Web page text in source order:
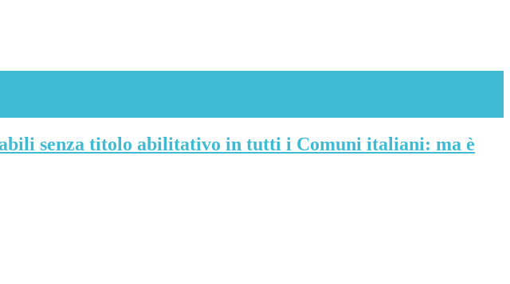
senza titolo abilitativo in tutti i Comuni italiani: ma è